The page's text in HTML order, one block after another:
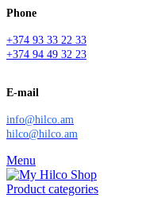
Phone
+374 93 33 22 33
+374 94 49 32 23
E-mail
info@hilco.am
hilco@hilco.am
Menu
Product categories